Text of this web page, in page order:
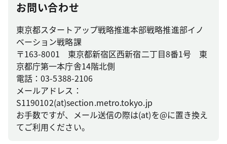
お問い合わせ
東京都スタートアップ戦略推進本部戦略推進部イノ
ベーション戦略課
〒163-8001 東京都新宿区西新宿二丁目8番1号 東
京都庁第一本庁舎14階北側
電話：03-5388-2106
メールアドレス：
S1190102(at)section.metro.tokyo.jp
お手数ですが、メール送信の際は(at)を@に置き換え
てご利用ください。